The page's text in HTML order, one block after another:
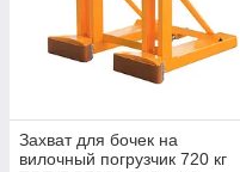
Захват для бочек на
вилочный погрузчик 720 кг